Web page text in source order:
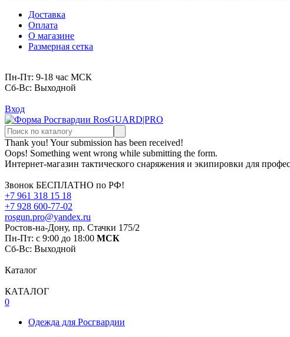
Доставка
Оплата
О магазине
Размерная сетка
Пн-Пт: 9-18 час МСК
Cб-Вс: Выходной
Вход
Thank you! Your submission has been received!
Oops! Something went wrong while submitting the form.
Интернет-магазин тактического снаряжения и экипировки для
Звонок БЕСПЛАТНО по РФ!
+7 961 318 15 18
+7 928 600-77-02
rosgun.pro@yandex.ru
Ростов-на-Дону, пр. Стачки 175/2
Пн-Пт: с 9:00 до 18:00 МСК
Cб-Вс: Выходной
Каталог
КАТАЛОГ
0
Одежда для Росгвардии